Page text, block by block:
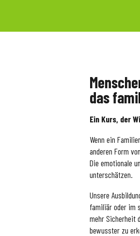
das
Ein Kurs, der
Wenn ein
anderen Form
Die emotionale
unterschätzen.
Unsere
familiär oder im
mehr Sicherheit
bewusster zu